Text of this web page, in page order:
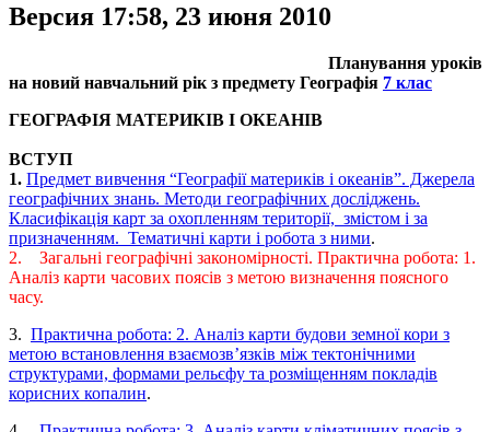
Версия 17:58, 23 июня 2010
Планування уроків
на новий навчальний рік з предмету Географія 7 клас
ГЕОГРАФІЯ МАТЕРИКІВ І ОКЕАНІВ
ВСТУП
1. Предмет вивчення “Географії материків і океанів”. Джерела
географічних знань. Методи географічних досліджень.
Класифікація карт за охопленням території, змістом і за
призначенням. Тематичні карти і робота з ними.
2. Загальні географічні закономірності. Практична робота: 1.
Аналіз карти часових поясів з метою визначення поясного
часу.
3. Практична робота: 2. Аналіз карти будови земної кори з
метою встановлення взаємозв’язків між тектонічними
структурами, формами рельєфу та розміщенням покладів
корисних копалин.